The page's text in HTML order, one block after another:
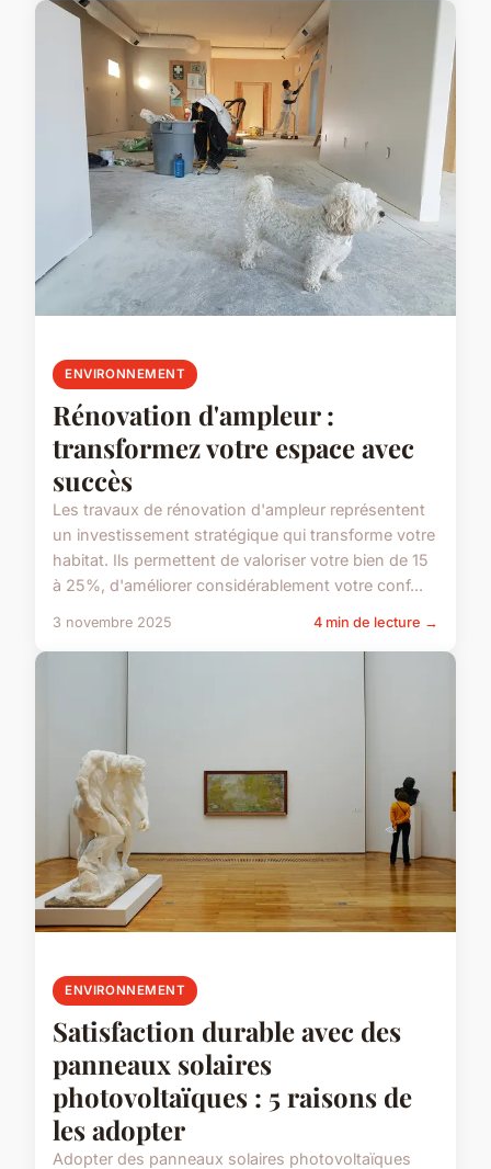
ENVIRONNEMENT
Rénovation d'ampleur :
transformez votre espace avec
succès
Les travaux de rénovation d'ampleur représentent
un investissement stratégique qui transforme votre
habitat. Ils permettent de valoriser votre bien de 15
à 25%, d'améliorer considérablement votre conf...
3 novembre 2025 4 min de lecture →
ENVIRONNEMENT
Satisfaction durable avec des
panneaux solaires
photovoltaïques : 5 raisons de
les adopter
Adopter des panneaux solaires photovoltaïques